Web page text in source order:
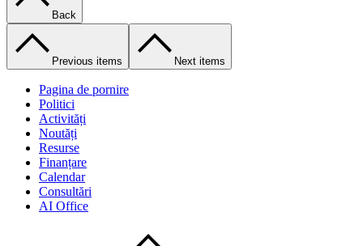
Back
Previous items Next items
Pagina de pornire
Politici
Activități
Noutăți
Resurse
Finanțare
Calendar
Consultări
AI Office